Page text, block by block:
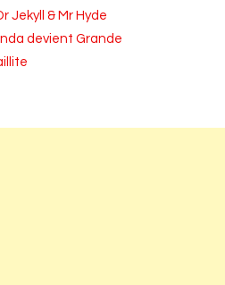
Jekyll & Mr Hyde
devient Grande